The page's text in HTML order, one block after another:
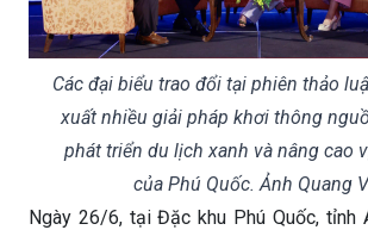
Các đại biểu trao đổi tại phiên thảo
xuất nhiều giải pháp khơi thông
phát triển du lịch xanh và nâng cao
của Phú Quốc. Ảnh Quang
Ngày 26/6, tại Đặc khu Phú Quốc, tỉnh